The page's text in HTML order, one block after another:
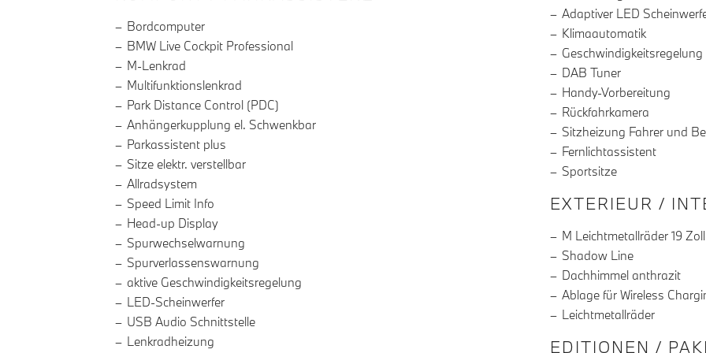
Bordcomputer
BMW Live Cockpit Professional
M-Lenkrad
Multifunktionslenkrad
Park Distance Control (PDC)
Anhängerkupplung el. Schwenkbar
Parkassistent plus
Sitze elektr. verstellbar
Allradsystem
Speed Limit Info
Head-up Display
Spurwechselwarnung
Spurverlassenswarnung
aktive Geschwindigkeitsregelung
LED-Scheinwerfer
USB Audio Schnittstelle
Lenkradheizung
Adaptiver LED
Klimaautomatik
Geschwindigkeitsregelung
DAB Tuner
Handy-Vorbereitung
Rückfahrkamera
Sitzheizung Fahrer und
Fernlichtassistent
Sportsitze
EXTERIEUR /
M Leichtmetallräder 19 Zoll
Shadow Line
Dachhimmel anthrazit
Ablage für Wireless
Leichtmetallräder
EDITIONEN /